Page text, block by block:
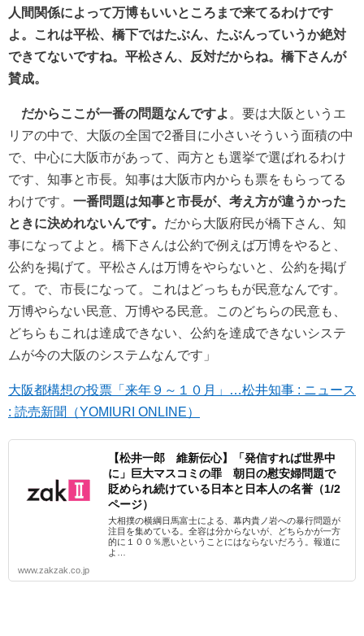
人間関係によって万博もいいところまで来てるわけです
よ。これは平松、橋下ではたぶん、たぶんっていうか絶対
できてないですね。平松さん、反対だからね。橋下さんが
賛成。
だからここが一番の問題なんですよ 。要は大阪というエ
リアの中で、大阪の全国で2番目に小さいそういう面積の中
で、中心に大阪市があって、両方とも選挙で選ばれるわけ
です、知事と市長。知事は大阪市内からも票をもらってる
わけです。 一番問題は知事と市長が、考え方が違うかった
ときに決めれないんです。 だから大阪府民が橋下さん、知
事になってよと。橋下さんは公約で例えば万博をやると、
公約を掲げて。平松さんは万博をやらないと、公約を掲げ
て。で、市長になって。これはどっちもが民意なんです。
万博やらない民意、万博やる民意。このどちらの民意も、
どちらもこれは達成できない、公約を達成できないシステ
ムが今の大阪のシステムなんです」
大阪都構想の投票「来年９～１０月」…松井知事 : ニュース
: 読売新聞（YOMIURI ONLINE）
【松井一郎 維新伝心】「発信すれば世界中
に」巨大マスコミの罪 朝日の慰安婦問題で
貶められ続けている日本と日本人の名誉（1/2
ページ）
大相撲の横綱日馬富士による、幕内貴ノ岩への暴行問題が
注目を集めている。全容は分からないが、どちらかが一方
的に１００％悪いということにはならないだろう。報道に
よ…
www.zakzak.co.jp